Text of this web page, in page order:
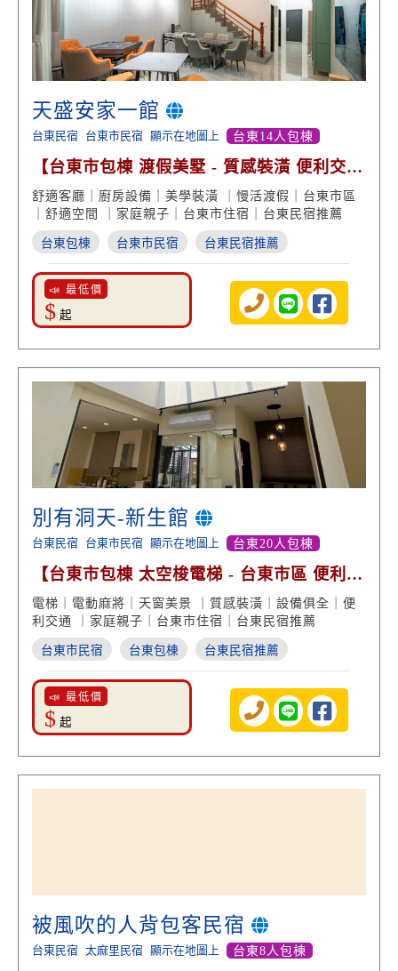
天盛安家一館
台東民宿 台東市民宿 顯示在地圖上 台東14人包棟
【台東市包棟 渡假美墅 - 質感裝潢 便利交
通】
舒適客廳｜廚房設備｜美學裝潢 ｜慢活渡假｜台東市區
｜舒適空間 ｜家庭親子｜台東市住宿｜台東民宿推薦
台東包棟 台東市民宿 台東民宿推薦
📣 最低價
$ 起
別有洞天-新生館
台東民宿 台東市民宿 顯示在地圖上 台東20人包棟
【台東市包棟 太空梭電梯 - 台東市區 便利交
通】
電梯｜電動麻將｜天窗美景 ｜質感裝潢｜設備俱全｜便
利交通 ｜家庭親子｜台東市住宿｜台東民宿推薦
台東市民宿 台東包棟 台東民宿推薦
📣 最低價
$ 起
被風吹的人背包客民宿
台東民宿 太麻里民宿 顯示在地圖上 台東8人包棟